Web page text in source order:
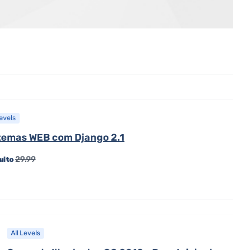
WEB com Django 2.1
29.99
All Levels